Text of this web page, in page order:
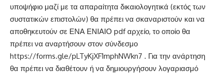
υποψήφιο μαζί με τα απαραίτητα δικαιολογητικά (εκτός των
συστατικών επιστολών) θα πρέπει να σκαναριστούν και να
αποθηκευτούν σε ΕΝΑ ΕΝΙΑΙΟ pdf αρχείο, το οποίο θα
πρέπει να αναρτήσουν στον σύνδεσμο
https://forms.gle/pLTyKjXF1mphNWkn7 . Για την ανάρτηση
θα πρέπει να διαθέτουν ή να δημιουργήσουν λογαριασμό